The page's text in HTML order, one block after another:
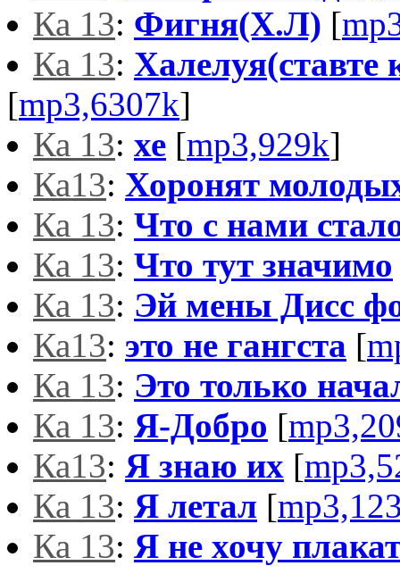
Ка 13: Фигня(Х.Л) [
Ка 13: Халелуя(ставте
[mp3,6307k]
Ка 13: хе [mp3,929k]
Ка13: Хоронят
Ка 13: Что с нами
Ка 13: Что тут значимо
Ка 13: Эй мены Дисс
Ка13: это не гангста [
Ка 13: Это только
Ка 13: Я-Добро [
Ка13: Я знаю их [
Ка 13: Я летал [
Ка 13: Я не хочу